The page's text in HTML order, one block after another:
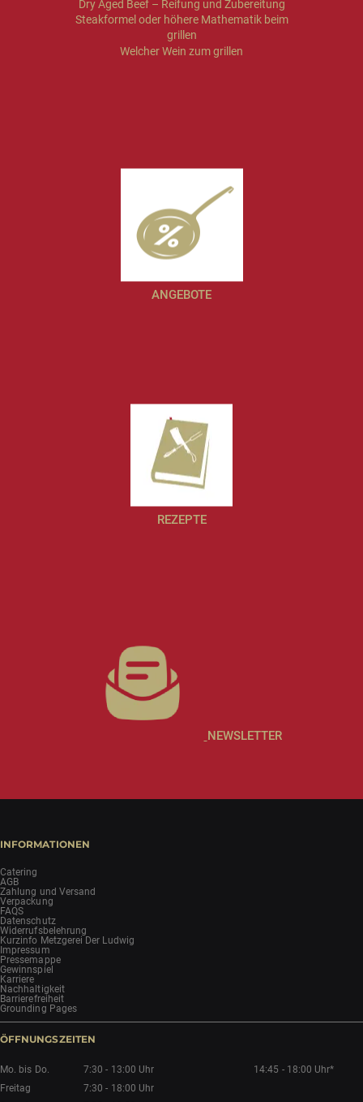
Dry Aged Beef – Reifung und Zubereitung
Steakformel oder höhere Mathematik beim
grillen
Welcher Wein zum grillen
ANGEBOTE
REZEPTE
NEWSLETTER
INFORMATIONEN
Catering
AGB
Zahlung und Versand
Verpackung
FAQS
Datenschutz
Widerrufsbelehrung
Kurzinfo Metzgerei Der Ludwig
Impressum
Pressemappe
Gewinnspiel
Karriere
Nachhaltigkeit
Barrierefreiheit
Grounding Pages
ÖFFNUNGSZEITEN
Mo. bis Do. 7:30 - 13:00 Uhr
14:45 - 18:00 Uhr*
Freitag
7:30 - 18:00 Uhr